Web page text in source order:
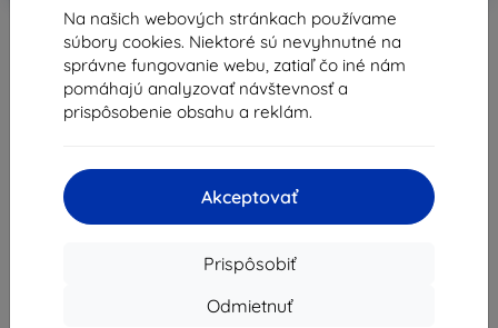
Na našich webových stránkach používame
súbory cookies. Niektoré sú nevyhnutné na
správne fungovanie webu, zatiaľ čo iné nám
pomáhajú analyzovať návštevnosť a
prispôsobenie obsahu a reklám.
Akceptovať
Prispôsobiť
Odmietnuť
3mk FlexibleGlass Pro hybridné
ochranné sklo pre OnePlus Pad
Lite
34,90 €
31,40 €
3mk FlexibleGlass hybridné
tvrdené sklo pre OnePlus Pad
Lite
15,90 €
14,32 €